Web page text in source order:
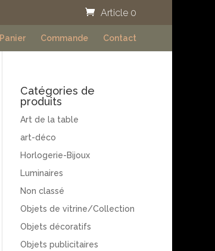
Article 0
Panier Commande Contact
Catégories de
produits
Art de la table
art-déco
Horlogerie-Bijoux
Luminaires
Non classé
Objets de vitrine/Collection
Objets décoratifs
Objets publicitaires